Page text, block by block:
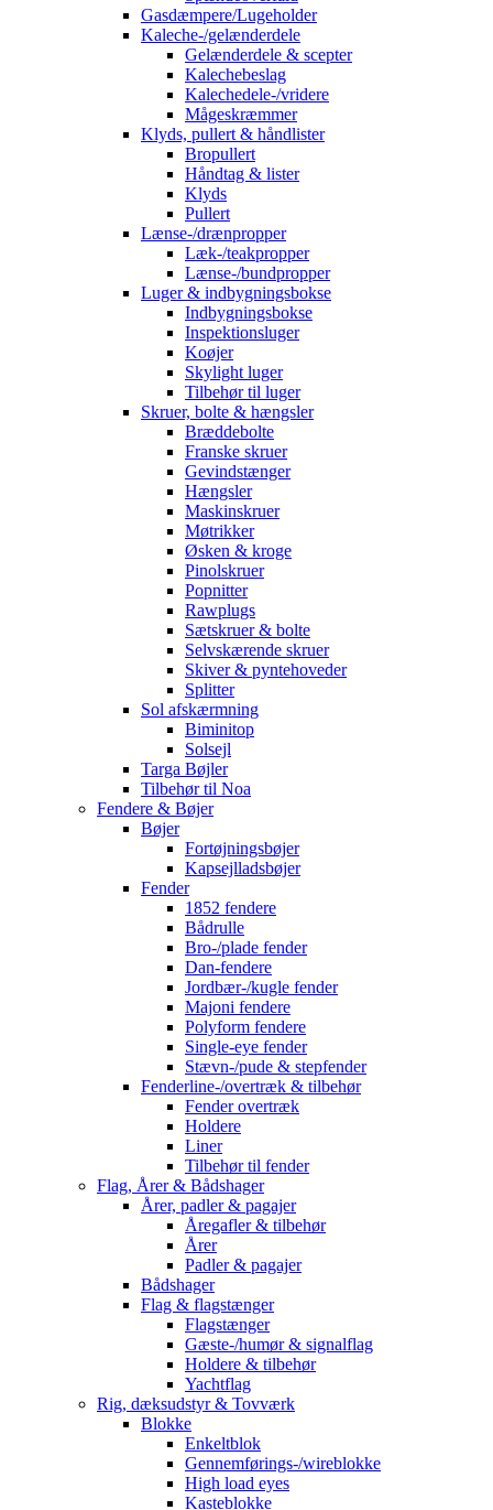
Gasdæmpere/Lugeholder
Kaleche-/gelænderdele
Gelænderdele & scepter
Kalechebeslag
Kalechedele-/vridere
Mågeskræmmer
Klyds, pullert & håndlister
Bropullert
Håndtag & lister
Klyds
Pullert
Lænse-/drænpropper
Læk-/teakpropper
Lænse-/bundpropper
Luger & indbygningsbokse
Indbygningsbokse
Inspektionsluger
Koøjer
Skylight luger
Tilbehør til luger
Skruer, bolte & hængsler
Bræddebolte
Franske skruer
Gevindstænger
Hængsler
Maskinskruer
Møtrikker
Øsken & kroge
Pinolskruer
Popnitter
Rawplugs
Sætskruer & bolte
Selvskærende skruer
Skiver & pyntehoveder
Splitter
Sol afskærmning
Biminitop
Solsejl
Targa Bøjler
Tilbehør til Noa
Fendere & Bøjer
Bøjer
Fortøjningsbøjer
Kapsejlladsbøjer
Fender
1852 fendere
Bådrulle
Bro-/plade fender
Dan-fendere
Jordbær-/kugle fender
Majoni fendere
Polyform fendere
Single-eye fender
Stævn-/pude & stepfender
Fenderline-/overtræk & tilbehør
Fender overtræk
Holdere
Liner
Tilbehør til fender
Flag, Årer & Bådshager
Årer, padler & pagajer
Åregafler & tilbehør
Årer
Padler & pagajer
Bådshager
Flag & flagstænger
Flagstænger
Gæste-/humør & signalflag
Holdere & tilbehør
Yachtflag
Rig, dæksudstyr & Tovværk
Blokke
Enkeltblok
Gennemførings-/wireblokke
High load eyes
Kasteblokke